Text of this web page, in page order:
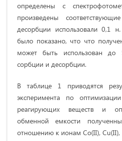
определены с
произведены
десорбции использовали 0,1
было показано, что что
может быть использован до
сорбции и десорбции.
В таблице 1 приводятся
эксперимента по
реагирующих веществ и
обменной емкости
отношению к ионам Co(II), Cu(II),